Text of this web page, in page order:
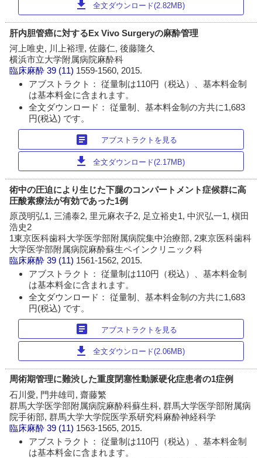
download 全文ダウンロード(2.82MB)
肝内胆管癌に対するEx Vivo Surgeryの麻酔管理
河上唯史, 川上裕理, 佐藤仁, 後藤隆久
横浜市立大学附属病院麻酔科
臨床麻酔 39 (11) 1559-1560, 2015.
アブストラクト： 従量制は110円（税込）、基本料金制
は基本料金に含まれます。
全文ダウンロード： 従量制、基本料金制の方共に1,683
円(税込) です。
article アブストラクトを見る
download 全文ダウンロード(2.17MB)
術中の圧迫により生じた下腿のコンパートメント症候群に高
圧酸素療法が有効であった1例
原茂明弘1, 三浦泰2, 里元麻衣子2, 足立裕史1, 中沢弘一1, 槇田
浩史2
1東京医科歯科大学医学部附属病院集中治療部, 2東京医科歯科
大学医学部附属病院麻酔蘇生ペインクリニック科
臨床麻酔 39 (11) 1561-1562, 2015.
アブストラクト： 従量制は110円（税込）、基本料金制
は基本料金に含まれます。
全文ダウンロード： 従量制、基本料金制の方共に1,683
円(税込) です。
article アブストラクトを見る
download 全文ダウンロード(2.06MB)
周術期管理に難渋した重度閉塞性動脈硬化症患者の1症例
石川愛, 門井雄司, 齋藤繁
群馬大学医学部附属病院麻酔科蘇生科, 群馬大学医学部附属病
院手術部, 群馬大学大学院医学系研究科麻酔神経科学
臨床麻酔 39 (11) 1563-1565, 2015.
アブストラクト： 従量制は110円（税込）、基本料金制
は基本料金に含まれます。